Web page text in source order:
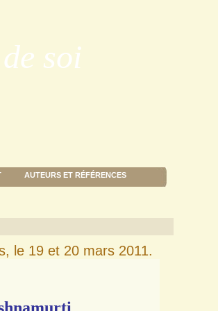
soi
AUTEURS ET RÉFÉRENCES
le 19 et 20 mars 2011.